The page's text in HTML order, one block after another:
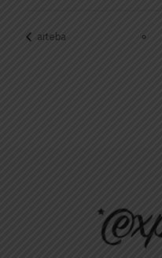
arteba